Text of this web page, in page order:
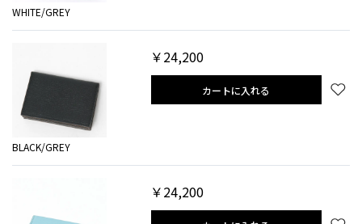
WHITE/GREY
BLACK/GREY
￥24,200
カートに入れる
￥24,200